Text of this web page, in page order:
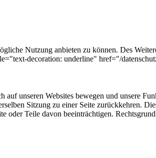
Nutzung anbieten zu können. Des
decoration: underline" href="/
unseren Websites bewegen und unsere
Sitzung zu einer Seite zurückkehren.
oder Teile davon beeinträchtigen.